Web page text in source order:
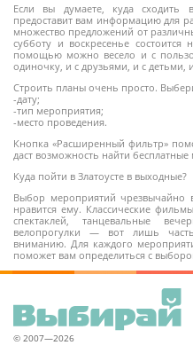
Если вы думаете, куда сходить
предоставит вам информацию для
множество предложений от
субботу и воскресенье
помощью можно весело и с
одиночку, и с друзьями, и с
Строить планы очень просто.
-дату;
-тип мероприятия;
-место проведения.
Кнопка «Расширенный фильтр»
даст возможность найти
Куда пойти в Златоусте в выходные?
Выбор мероприятий чрезвычайно
нравится ему. Классические
спектаклей, танцевальные
велопрогулки — вот лишь
вниманию. Для каждого
поможет вам определиться с
© 2007—2026